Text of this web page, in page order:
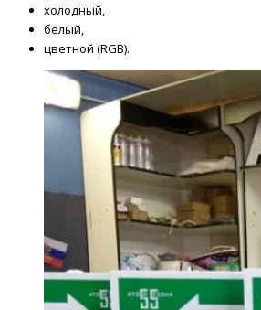
холодный,
белый,
цветной (RGB).